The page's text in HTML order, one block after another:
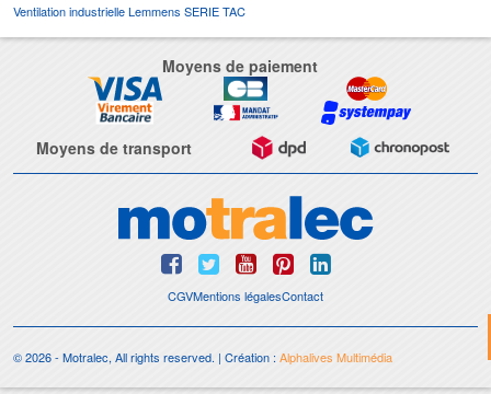
Ventilation industrielle Lemmens SERIE TAC
Moyens de paiement
Moyens de transport
CGVMentions légalesContact
© 2026 - Motralec, All rights reserved. | Création : Alphalives Multimédia